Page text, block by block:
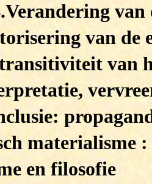
van de
van
materialisme
en filosofie